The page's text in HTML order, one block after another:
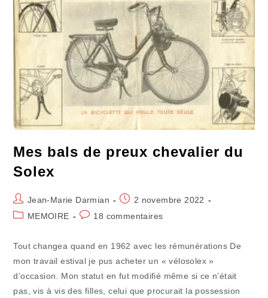
Mes bals de preux chevalier du
Solex
Auteur/autrice
de
Jean-Marie Darmian
Publication
publiée :
2 novembre 2022
PostMEMOIRE
Commentaires
18 commentaires
Tout changea quand en 1962 avec les rémunérations De
mon travail estival je pus acheter un « vélosolex »
d’occasion. Mon statut en fut modifié même si ce n’était
pas, vis à vis des filles, celui que procurait la possession